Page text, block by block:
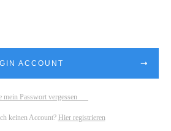
ACCOUNT
mein Passwort vergessen
keinen Account? Hier registrieren